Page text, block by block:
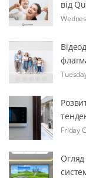
від
Friday
Огляд